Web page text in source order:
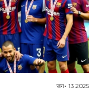
जन॰ 13 2025